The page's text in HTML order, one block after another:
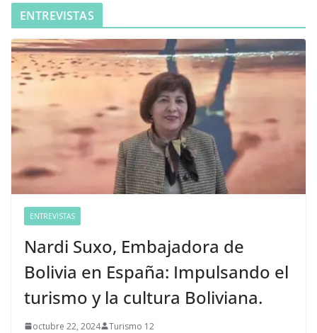
ENTREVISTAS
ENTREVISTAS
Nardi Suxo, Embajadora de
Bolivia en España: Impulsando el
turismo y la cultura Boliviana.
octubre 22, 2024 Turismo 12